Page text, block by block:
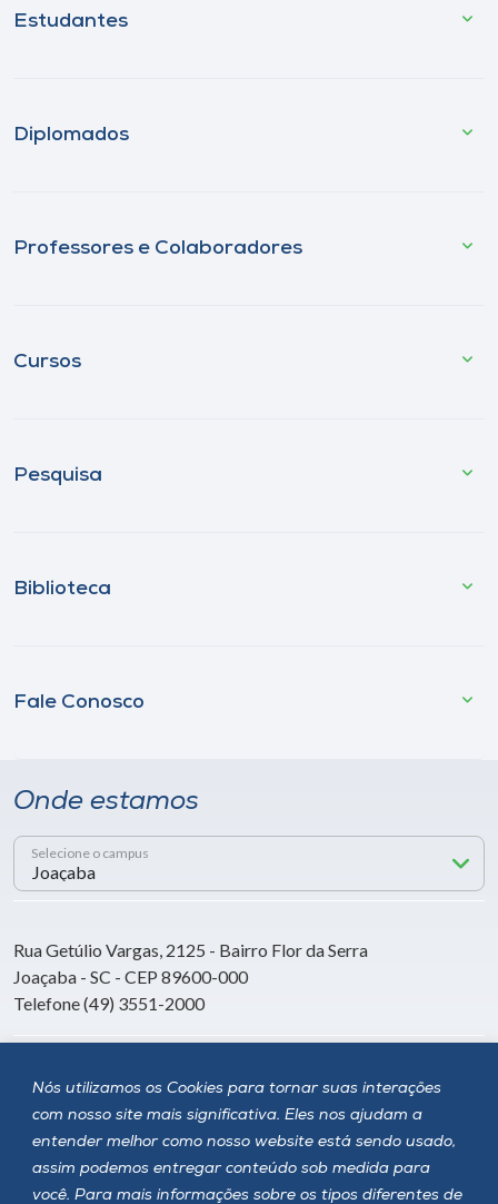
Nós utilizamos os Cookies para tornar suas interações
com nosso site mais significativa. Eles nos ajudam a
entender melhor como nosso website está sendo usado,
assim podemos entregar conteúdo sob medida para
você. Para mais informações sobre os tipos diferentes de
Estudantes
Diplomados
Professores e Colaboradores
Cursos
Pesquisa
Biblioteca
Fale Conosco
Onde estamos
Selecione o campus
Rua Getúlio Vargas, 2125 - Bairro Flor da Serra
Joaçaba - SC - CEP 89600-000
Telefone (49) 3551-2000
Siga a Unoesc